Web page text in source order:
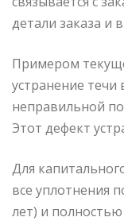
детали заказа и
Примером
устранение
неправильной
Этот дефект
Для
все уплотнения
лет) и